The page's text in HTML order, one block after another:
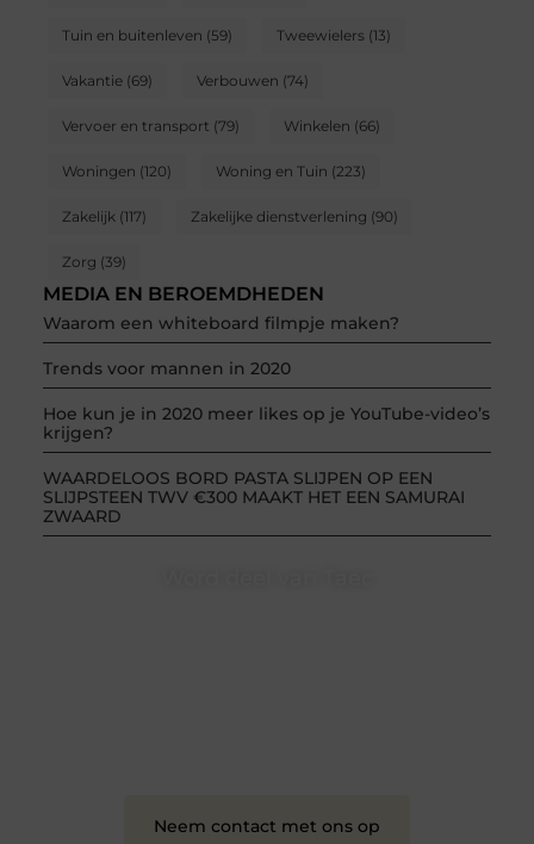
Tuin en buitenleven (59) Tweewielers(13)
Vakantie(69) Verbouwen (74)
Vervoer en transport (79) Winkelen (66)
Woningen (120) Woning en Tuin (223)
Zakelijk (117) Zakelijke dienstverlening (90)
Zorg (39)
MEDIA EN BEROEMDHEDEN
Waarom een whiteboard filmpje maken?
Trends voor mannen in 2020
Hoe kun je in 2020 meer likes op je YouTube-video’s
krijgen?
WAARDELOOS BORD PASTA SLIJPEN OP EEN
SLIJPSTEEN TWV €300 MAAKT HET EEN SAMURAI
ZWAARD
Neem contact met ons op